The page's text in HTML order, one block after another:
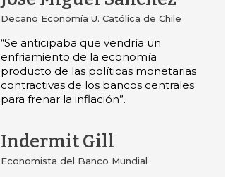
Decano Economía U. Católica de Chile
“Se anticipaba que vendría un
enfriamiento de la economía
producto de las políticas monetarias
contractivas de los bancos centrales
para frenar la inflación”.
Indermit Gill
Economista del Banco Mundial